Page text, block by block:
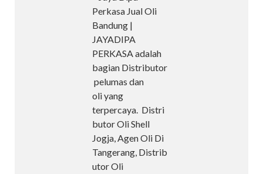
Perkasa Jual Oli
Bandung |
JAYADIPA
PERKASA adalah
bagian Distributor
pelumas dan
oli yang
terpercaya. Distri
butor Oli Shell
Jogja, Agen Oli Di
Tangerang, Distrib
utor Oli